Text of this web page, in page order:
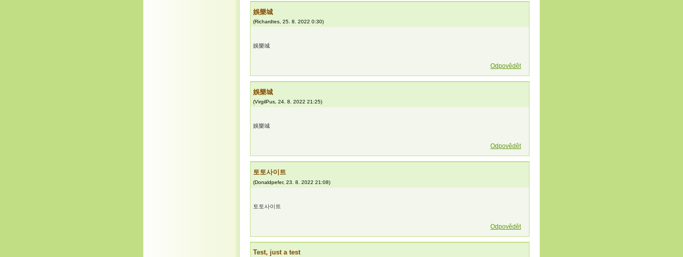
娛樂城
(Richardtes, 25. 8. 2022 0:30)
娛樂城
Odpovědět
娛樂城
(VirgilPus, 24. 8. 2022 21:25)
娛樂城
Odpovědět
토토사이트
(Donaldpefer, 23. 8. 2022 21:08)
토토사이트
Odpovědět
Test, just a test